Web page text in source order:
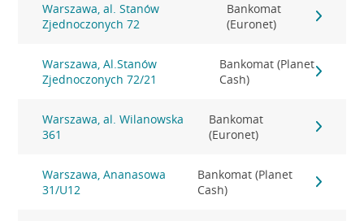
Warszawa, al. Stanów
Zjednoczonych 72
Bankomat
(Euronet)
Warszawa, Al.Stanów
Zjednoczonych 72/21
Bankomat (Planet
Cash)
Warszawa, al. Wilanowska
361
Bankomat
(Euronet)
Warszawa, Ananasowa
31/U12
Bankomat (Planet
Cash)